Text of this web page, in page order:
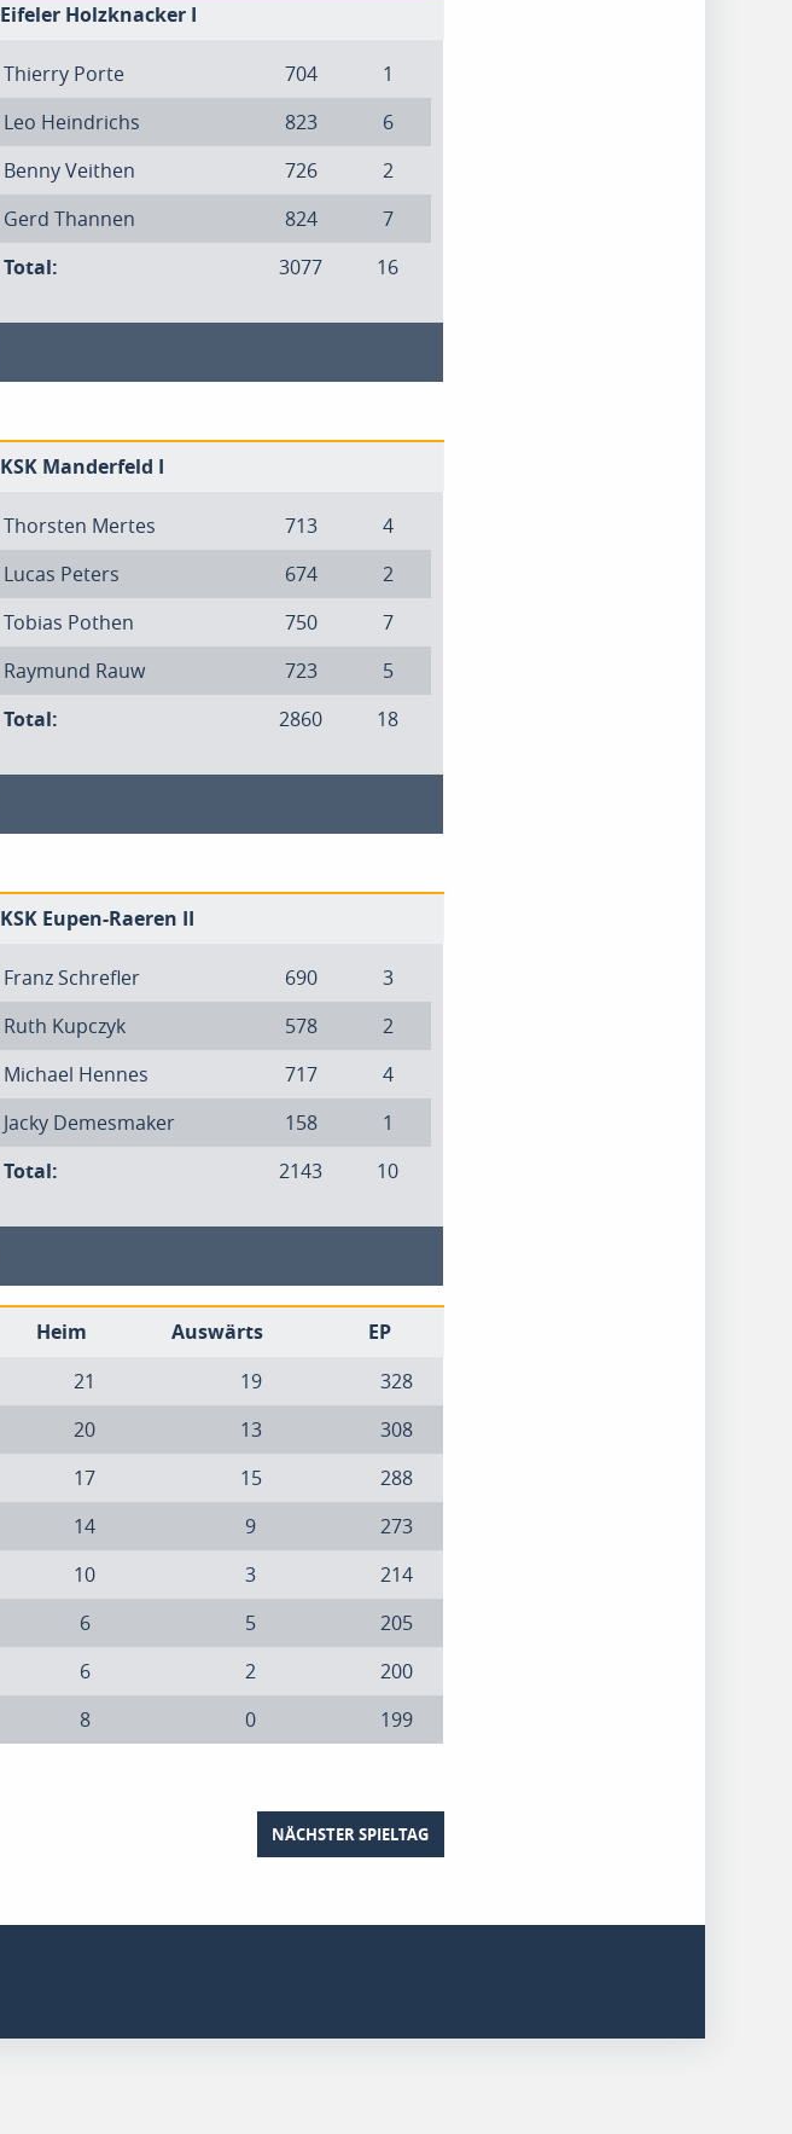
Eifeler Holzknacker I
Thierry Porte 704
1
Leo Heindrichs
823
6
Benny Veithen
726
2
Gerd Thannen
824
7
Total:
3077 16
KSK Manderfeld I
Thorsten Mertes 713
4
Lucas Peters
674
2
Tobias Pothen
750
7
Raymund Rauw
723
5
Total:
2860 18
KSK Eupen-Raeren II
Franz Schrefler 690
3
Ruth Kupczyk
578
2
Michael Hennes
717
4
Jacky Demesmaker
158
1
Total:
2143 10
Heim Auswärts
EP
21 19
328
20 13
308
17 15
288
14 9
273
10 3
214
6 5
205
6 2
200
8 0 199
NÄCHSTER SPIELTAG